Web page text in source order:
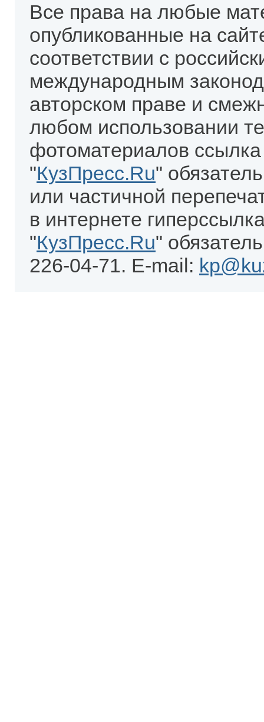
Все права на любые
опубликованные на
соответствии с
международным
авторском праве и
любом использовании
фотоматериалов
"КузПресс.Ru"
или частичной
в интернете
"КузПресс.Ru"
226-04-71. E-mail: